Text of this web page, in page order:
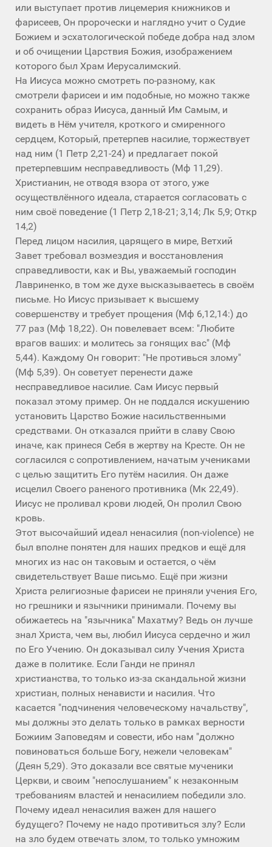
или выступает против лицемерия книжников и
фарисеев, Он пророчески и наглядно учит о Судие
Божием и эсхатологической победе добра над злом
и об очищении Царствия Божия, изображением
которого был Храм Иерусалимский.
На Иисуса можно смотреть по-разному, как
смотрели фарисеи и им подобные, но можно также
сохранить образ Иисуса, данный Им Самым, и
видеть в Нём учителя, кроткого и смиренного
сердцем, Который, претерпев насилие, торжествует
над ним (1 Петр 2,21-24) и предлагает покой
претерпевшим несправедливость (Мф 11,29).
Христианин, не отводя взора от этого, уже
осуществлённого идеала, старается согласовать с
ним своё поведение (1 Петр 2,18-21; 3,14; Лк 5,9; Откр
14,2)
Перед лицом насилия, царящего в мире, Ветхий
Завет требовал возмездия и восстановления
справедливости, как и Вы, уважаемый господин
Лавриненко, в том же духе высказываетесь в своём
письме. Но Иисус призывает к высшему
совершенству и требует прощения (Мф 6,12,14:) до
77 раз (Мф 18,22). Он повелевает всем: "Любите
врагов ваших: и молитесь за гонящих вас" (Мф
5,44). Каждому Он говорит: "Не противься злому"
(Мф 5,39). Он советует перенести даже
несправедливое насилие. Сам Иисус первый
показал этому пример. Он не поддался искушению
установить Царство Божие насильственными
средствами. Он отказался прийти в славу Свою
иначе, как принеся Себя в жертву на Кресте. Он не
согласился с сопротивлением, начатым учениками
с целью защитить Его путём насилия. Он даже
исцелил Своего раненого противника (Мк 22,49).
Иисус не проливал крови людей, Он пролил Свою
кровь.
Этот высочайший идеал ненасилия (non-violence) не
был вполне понятен для наших предков и ещё для
многих из нас он таковым и остается, о чём
свидетельствует Ваше письмо. Ещё при жизни
Христа религиозные фарисеи не приняли учения Его,
но грешники и язычники принимали. Почему вы
обижаетесь на "язычника" Махатму? Ведь он лучше
знал Христа, чем вы, любил Иисуса сердечно и жил
по Его Учению. Он доказывал силу Учения Христа
даже в политике. Если Ганди не принял
христианства, то только из-за скандальной жизни
христиан, полных ненависти и насилия. Что
касается "подчинения человеческому начальству",
мы должны это делать только в рамках верности
Божиим Заповедям и совести, ибо нам "должно
повиноваться больше Богу, нежели человекам"
(Деян 5,29). Это доказали все святые мученики
Церкви, и своим "непослушанием" к незаконным
требованиям властей и ненасилием победили зло.
Почему идеал ненасилия важен для нашего
будущего? Почему не надо противиться злу? Если
на зло будем отвечать злом, то только умножим